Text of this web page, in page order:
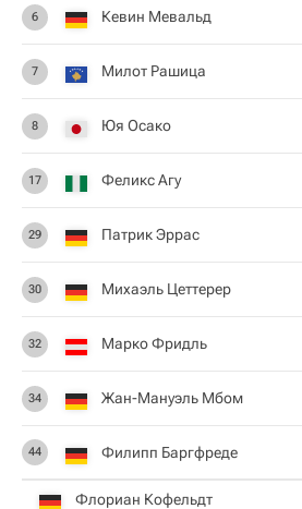
6 Кевин Мевальд
7 Милот Рашица
8 Юя Осако
17 Феликс Агу
29 Патрик Эррас
30 Михаэль Цеттерер
32 Марко Фридль
34 Жан-Мануэль Мбом
44 Филипп Баргфреде
Флориан Кофельдт